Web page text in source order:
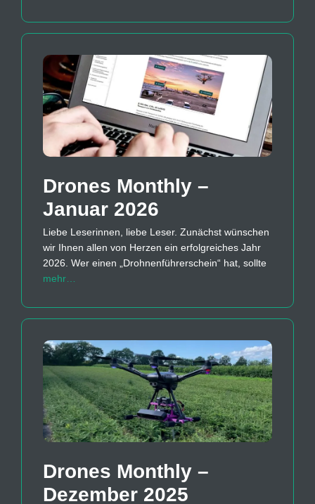
Drones Monthly –
Januar 2026
Liebe Leserinnen, liebe Leser. Zunächst wünschen
wir Ihnen allen von Herzen ein erfolgreiches Jahr
2026. Wer einen „Drohnenführerschein“ hat, sollte
mehr…
Drones Monthly –
Dezember 2025